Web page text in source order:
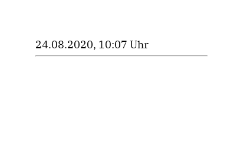
24.08.2020, 10:07 Uhr